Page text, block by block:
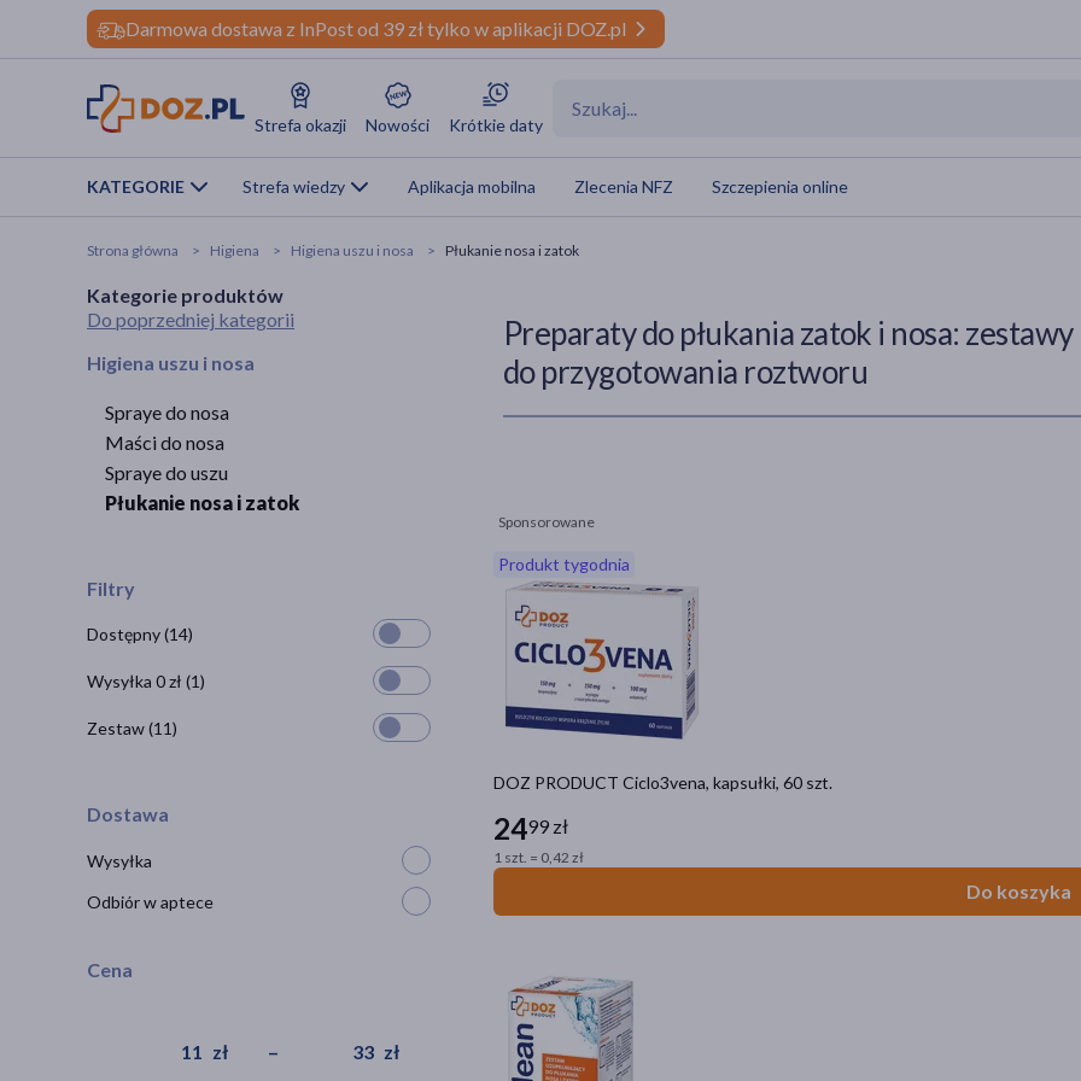
Darmowa dostawa z InPost od 39 zł tylko w aplikacji DOZ.pl
Strefa okazji Nowości Krótkie daty
KATEGORIE Strefa wiedzy Aplikacja mobilna Zlecenia NFZ Szczepienia online
Strona główna Higiena Higiena uszu i nosa Płukanie nosa i zatok
Preparaty do płukania zatok i nosa: zestawy
do przygotowania roztworu
Sponsorowane
Produkt tygodnia
DOZ PRODUCT Ciclo3vena, kapsułki, 60 szt.
2499 zł
1 szt. = 0,42 zł
Do koszyka
Kategorie produktów
Do poprzedniej kategorii
Higiena uszu i nosa
Spraye do nosa
Maści do nosa
Spraye do uszu
Płukanie nosa i zatok
Filtry
Dostępny(14)
Wysyłka 0 zł (1)
Zestaw(11)
Dostawa
Wysyłka
Odbiór w aptece
Cena
zł – zł